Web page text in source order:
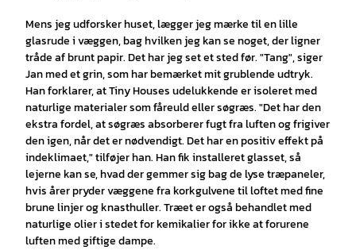
Mens jeg udforsker huset, lægger jeg mærke til en lille
glasrude i væggen, bag hvilken jeg kan se noget, der ligner
tråde af brunt papir. Det har jeg set et sted før. "Tang", siger
Jan med et grin, som har bemærket mit grublende udtryk.
Han forklarer, at Tiny Houses udelukkende er isoleret med
naturlige materialer som fåreuld eller søgræs. "Det har den
ekstra fordel, at søgræs absorberer fugt fra luften og frigiver
den igen, når det er nødvendigt. Det har en positiv effekt på
indeklimaet," tilføjer han. Han fik installeret glasset, så
lejerne kan se, hvad der gemmer sig bag de lyse træpaneler,
hvis årer pryder væggene fra korkgulvene til loftet med fine
brune linjer og knasthuller. Træet er også behandlet med
naturlige olier i stedet for kemikalier for ikke at forurene
luften med giftige dampe.